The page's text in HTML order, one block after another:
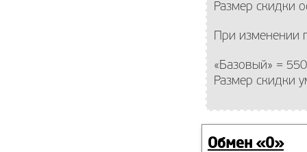
Размер скидки
При изменении
«Базовый» =
Размер скидки
Обмен «0»